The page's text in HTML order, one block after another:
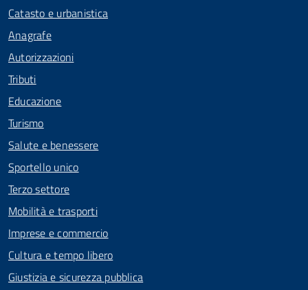
Catasto e urbanistica
Anagrafe
Autorizzazioni
Tributi
Educazione
Turismo
Salute e benessere
Sportello unico
Terzo settore
Mobilità e trasporti
Imprese e commercio
Cultura e tempo libero
Giustizia e sicurezza pubblica